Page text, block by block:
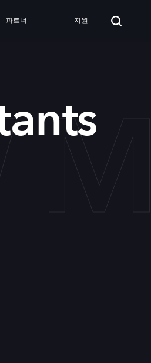
파트너 지원